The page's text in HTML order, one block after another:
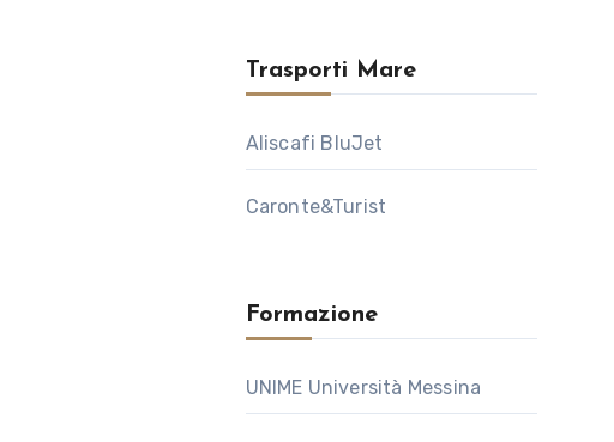
Trasporti Mare
Aliscafi BluJet
Caronte&Turist
Formazione
UNIME Università Messina